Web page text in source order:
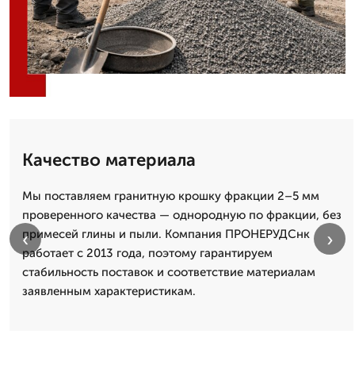
Качество материала
Мы поставляем гранитную крошку фракции 2–5 мм
проверенного качества — однородную по фракции, без
примесей глины и пыли. Компания ПРОНЕРУДСнк
работает с 2013 года, поэтому гарантируем
стабильность поставок и соответствие материалам
заявленным характеристикам.
‹ ›